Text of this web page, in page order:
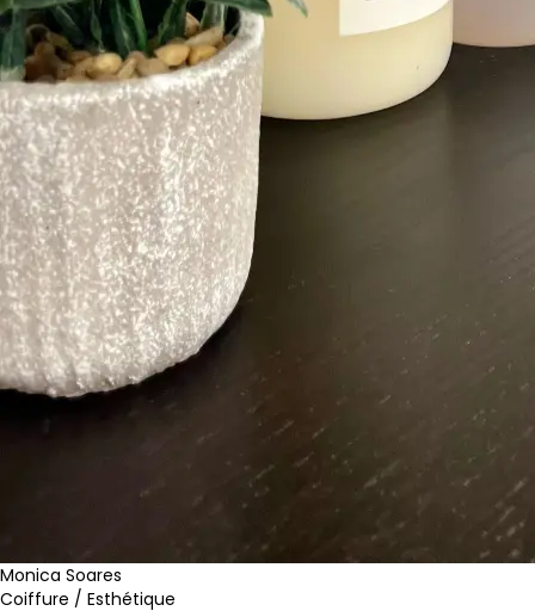
Monica Soares
Coiffure / Esthétique